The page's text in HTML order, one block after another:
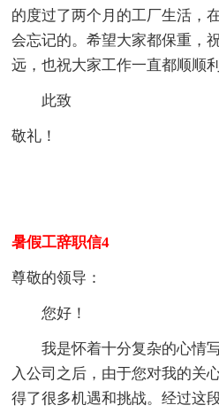
的度过了两个月的工厂生活，
会忘记的。希望大家都保重，
远，也祝大家工作一直都顺顺利
此致
敬礼！
暑假工辞职信4
尊敬的领导：
您好！
我是怀着十分复杂的心情写
入公司之后，由于您对我的关
得了很多机遇和挑战。经过这